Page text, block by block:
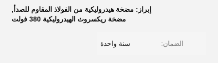
إبراز: مضخة هيدروليكية من الفولاذ المقاوم للصدأ ,
مضخة ريكسروث الهيدروليكية 380 فولت
الضمان: سنة واحدة